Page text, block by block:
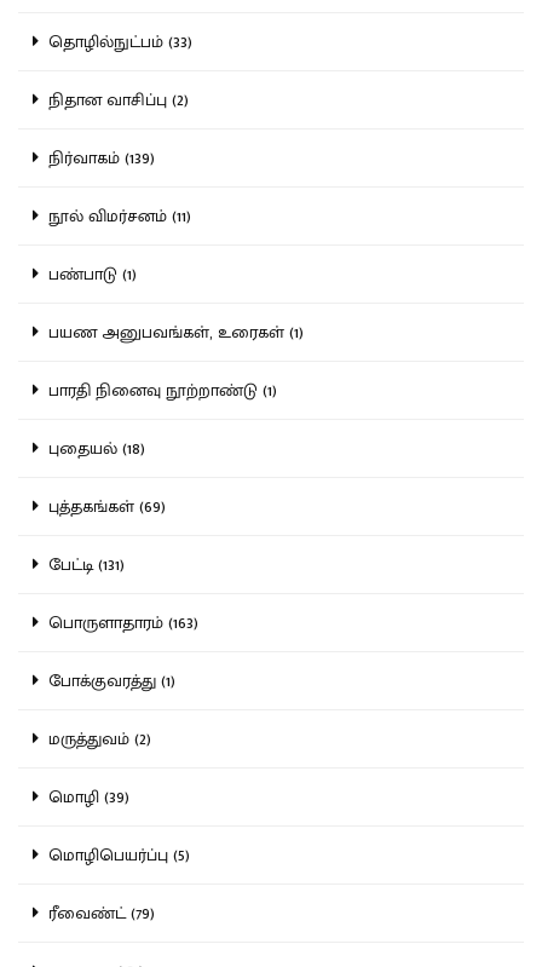
தொழில்நுட்பம் (33)
நிதான வாசிப்பு (2)
நிர்வாகம் (139)
நூல் விமர்சனம் (11)
பண்பாடு (1)
பயண அனுபவங்கள், உரைகள் (1)
பாரதி நினைவு நூற்றாண்டு (1)
புதையல் (18)
புத்தகங்கள் (69)
பேட்டி (131)
பொருளாதாரம் (163)
போக்குவரத்து (1)
மருத்துவம் (2)
மொழி (39)
மொழிபெயர்ப்பு (5)
ரீவைண்ட் (79)